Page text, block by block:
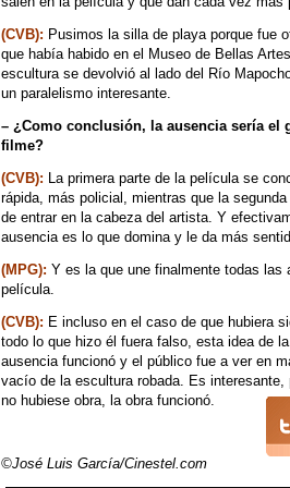
(CVB): Pusimos la silla de playa porque fue
que había habido en el Museo de Bellas
escultura se devolvió al lado del Río
un paralelismo interesante.
– ¿Como conclusión, la ausencia sería el
filme?
(CVB): La primera parte de la película se
rápida, más policial, mientras que la
de entrar en la cabeza del artista. Y
ausencia es lo que domina y le da más
(MPG): Y es la que une finalmente todas las
película.
(CVB): E incluso en el caso de que hubiera
todo lo que hizo él fuera falso, esta idea de
ausencia funcionó y el público fue a ver en
vacío de la escultura robada. Es interesante,
no hubiese obra, la obra funcionó.
©José Luis García/Cinestel.com